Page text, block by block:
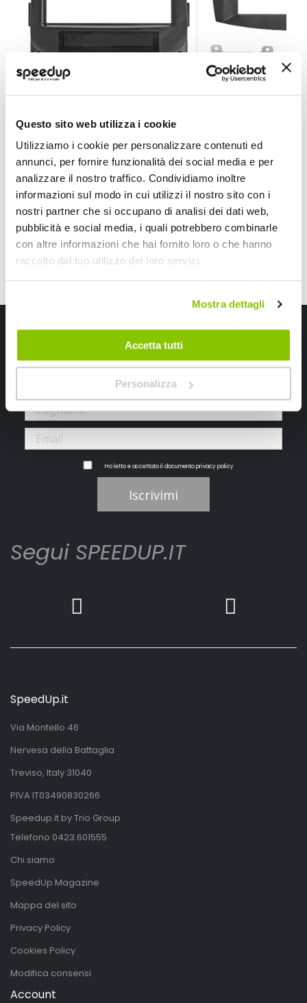
Questo sito web utilizza i cookie
Utilizziamo i cookie per personalizzare contenuti ed
annunci, per fornire funzionalità dei social media e per
analizzare il nostro traffico. Condividiamo inoltre
informazioni sul modo in cui utilizzi il nostro sito con i
nostri partner che si occupano di analisi dei dati web,
pubblicità e social media, i quali potrebbero combinarle
con altre informazioni che hai fornito loro o che hanno
raccolto dal tuo utilizzo dei loro servizi.
Mostra dettagli
Accetta tutti
Personalizza
Nero lucido
Prezzo
speciale
45,10 €
Spedizione gratuita!
Prezzo
speciale
65,30 € -26%
Spedizione gratuita!
Iscriviti alla newsletter Speedup
Ricevi subito uno sconto del 10% per il tuo primo acquisto online!
Ho letto e accettato il documentoprivacy policy
Iscrivimi
Segui SPEEDUP.IT
SpeedUp.it
Via Montello 46
Nervesa della Battaglia
Treviso, Italy 31040
PIVA IT03490830266
Speedup.it by Trio Group
Telefono 0423.601555
Chi siamo
SpeedUp Magazine
Mappa del sito
Privacy Policy
Cookies Policy
Modifica consensi
Account